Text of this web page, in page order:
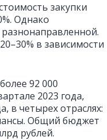
закупки
Однако
в зависимости
92 000
2023 года,
в четырех отраслях:
Общий бюджет
рублей.